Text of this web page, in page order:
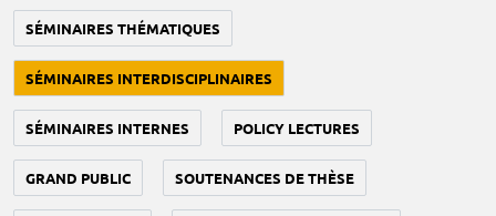
SÉMINAIRES THÉMATIQUES
SÉMINAIRES INTERDISCIPLINAIRES
SÉMINAIRES INTERNES POLICY LECTURES
GRAND PUBLIC SOUTENANCES DE THÈSE